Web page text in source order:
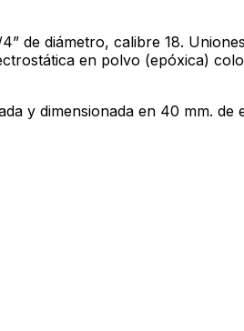
de diámetro, calibre 18.
en polvo (epóxica)
y dimensionada en 40 mm. de